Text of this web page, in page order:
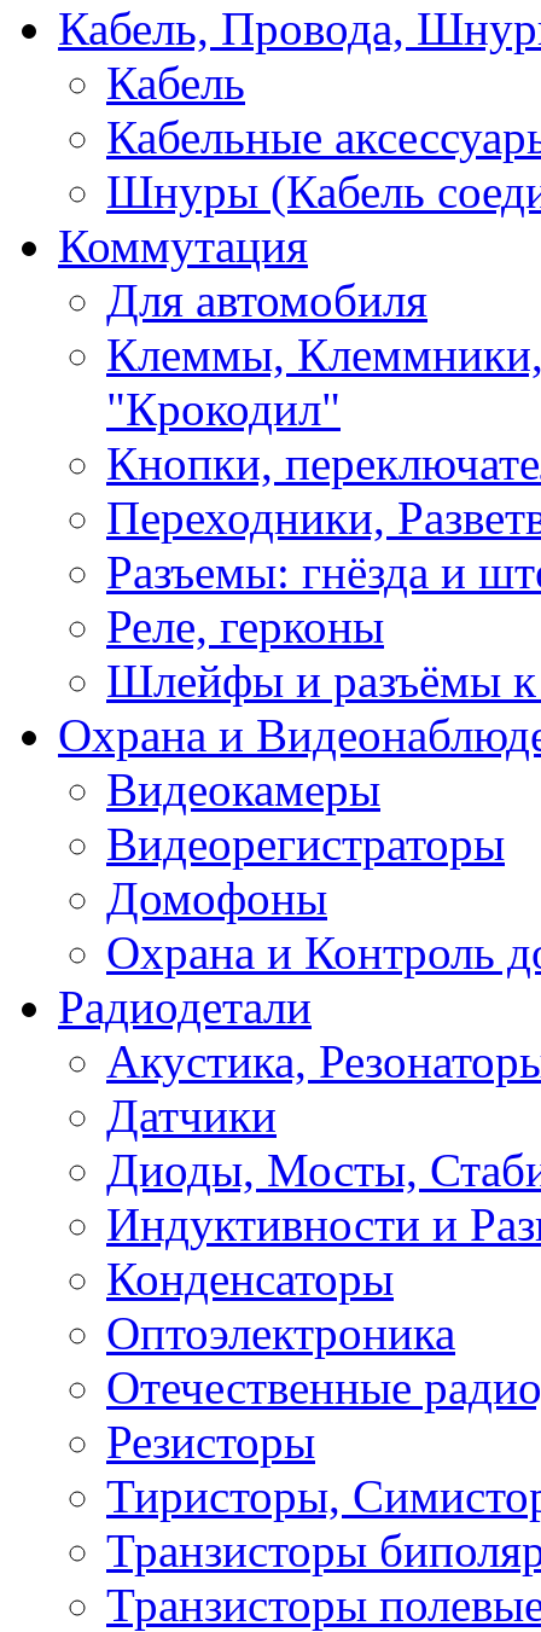
Кабель, Провода,
Кабель
Кабельные
Шнуры (Кабель
Коммутация
Для автомобиля
Клеммы,
"Крокодил"
Кнопки,
Переходники,
Разъемы: гнёзда и
Реле, герконы
Шлейфы и разъёмы
Охрана и
Видеокамеры
Видеорегистраторы
Домофоны
Охрана и Контроль
Радиодетали
Акустика,
Датчики
Диоды, Мосты,
Индуктивности и
Конденсаторы
Оптоэлектроника
Отечественные
Резисторы
Тиристоры,
Транзисторы
Транзисторы